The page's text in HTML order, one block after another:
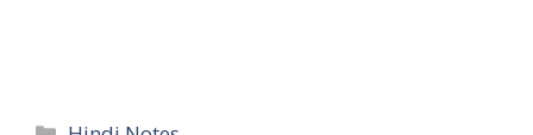
Categories